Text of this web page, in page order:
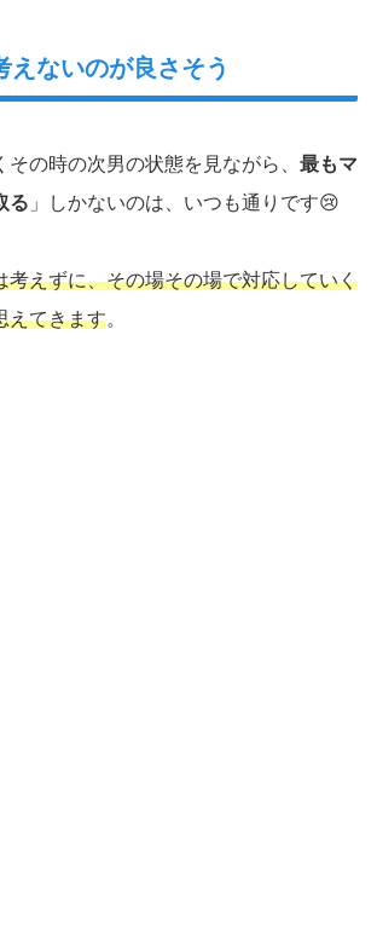
えないのが良さそう
の時の次男の状態を見ながら、 最もマ
る 」しかないのは、いつも通りです😢
考えずに、その場その場で対応していく
えてきます。